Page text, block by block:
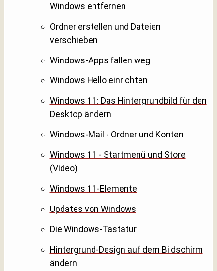
Windows entfernen
Ordner erstellen und Dateien
verschieben
Windows-Apps fallen weg
Windows Hello einrichten
Windows 11: Das Hintergrundbild für den
Desktop ändern
Windows-Mail - Ordner und Konten
Windows 11 - Startmenü und Store
(Video)
Windows 11-Elemente
Updates von Windows
Die Windows-Tastatur
Hintergrund-Design auf dem Bildschirm
ändern